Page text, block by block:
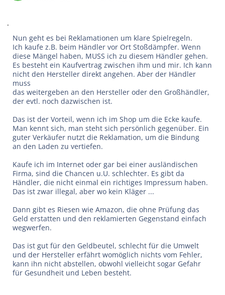
.
Nun geht es bei Reklamationen um klare Spielregeln.
Ich kaufe z.B. beim Händler vor Ort Stoßdämpfer. Wenn
diese Mängel haben, MUSS ich zu diesem Händler gehen.
Es besteht ein Kaufvertrag zwischen ihm und mir. Ich kann
nicht den Hersteller direkt angehen. Aber der Händler
muss
das weitergeben an den Hersteller oder den Großhändler,
der evtl. noch dazwischen ist.
Das ist der Vorteil, wenn ich im Shop um die Ecke kaufe.
Man kennt sich, man steht sich persönlich gegenüber. Ein
guter Verkäufer nutzt die Reklamation, um die Bindung
an den Laden zu vertiefen.
Kaufe ich im Internet oder gar bei einer ausländischen
Firma, sind die Chancen u.U. schlechter. Es gibt da
Händler, die nicht einmal ein richtiges Impressum haben.
Das ist zwar illegal, aber wo kein Kläger ...
Dann gibt es Riesen wie Amazon, die ohne Prüfung das
Geld erstatten und den reklamierten Gegenstand einfach
wegwerfen.
Das ist gut für den Geldbeutel, schlecht für die Umwelt
und der Hersteller erfährt womöglich nichts vom Fehler,
kann ihn nicht abstellen, obwohl vielleicht sogar Gefahr
für Gesundheit und Leben besteht.